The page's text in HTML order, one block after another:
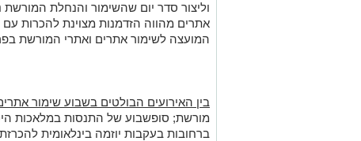
וליצור סדר יום שהשימור והנחלת
אתרים מהווה הזדמנות מצוינת להכרות
המועצה לשימור אתרים ואתרי המורשת
בין האירועים הבולטים בשבוע שימור
מורשת; סופשבוע של התנסות במלאכות
ברחובות בעקבות יוזמה בינלאומית